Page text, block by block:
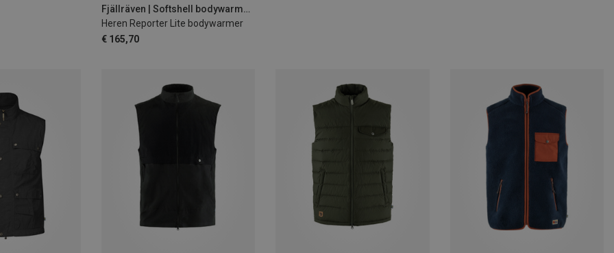
Fjällräven | Softshell bodywarmers
Heren Reporter Lite bodywarmer
€ 165,70